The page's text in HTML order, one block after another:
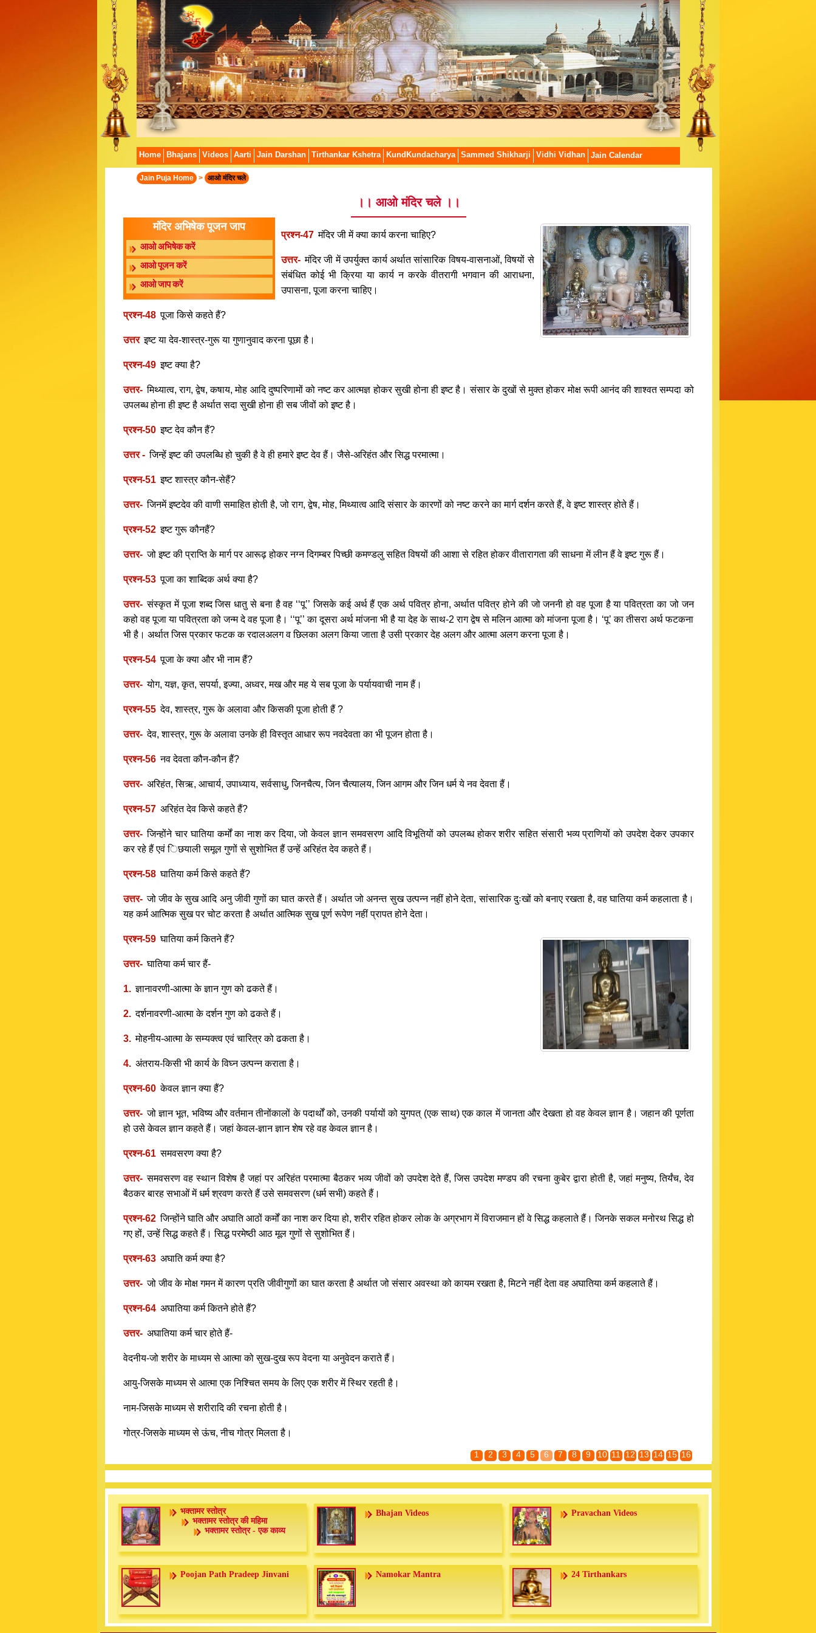
Home Bhajans Videos Aarti Jain Darshan Tirthankar Kshetra KundKundacharya Sammed Shikharji Vidhi Vidhan Jain Calendar
Jain Puja Home > आओ मंदिर चले
।। आओ मंदिर चले ।।
मंदिर अभिषेक पूजन जाप
आओ अभिषेक करें
आओ पूजन करें
आओ जाप करें
प्रश्न-47 मंदिर जी में क्या कार्य करना चाहिए?
उत्तर- मंदिर जी में उपर्युक्त कार्य अर्थात सांसारिक विषय-वासनाओं, विषयों से
संबंधित कोई भी क्रिया या कार्य न करके वीतरागी भगवान की आराधना,
उपासना, पूजा करना चाहिए।
प्रश्न-48 पूजा किसे कहते हैं?
उत्तर इष्ट या देव-शास्त्र-गुरू या गुणानुवाद करना पूछा है।
प्रश्न-49 इष्ट क्या है?
उत्तर- मिथ्यात्व, राग, द्वेष, कषाय, मोह आदि दुष्परिणामों को नष्ट कर आत्मज्ञ होकर सुखी होना ही इष्ट है। संसार के दुखों से मुक्त होकर मोक्ष रूपी आनंद की शाश्वत सम्पदा को
उपलब्ध होना ही इष्ट है अर्थात सदा सुखी होना ही सब जीवों को इष्ट है।
प्रश्न-50 इष्ट देव कौन हैं?
उत्तर - जिन्हें इष्ट की उपलब्धि हो चुकी है वे ही हमारे इष्ट देव हैं। जैसे-अरिहंत और सिद्ध परमात्मा।
प्रश्न-51 इष्ट शास्त्र कौन-सेहैं?
उत्तर- जिनमें इष्टदेव की वाणी समाहित होती है, जो राग, द्वेष, मोह, मिथ्यात्व आदि संसार के कारणों को नष्ट करने का मार्ग दर्शन करते हैं, वे इष्ट शास्त्र होते हैं।
प्रश्न-52 इष्ट गुरू कौनहैं?
उत्तर- जो इष्ट की प्राप्ति के मार्ग पर आरूढ़ होकर नग्न दिगम्बर पिच्छी कमण्डलु सहित विषयों की आशा से रहित होकर वीतारागता की साधना में लीन हैं वे इष्ट गुरू हैं।
प्रश्न-53 पूजा का शाब्दिक अर्थ क्या है?
उत्तर- संस्कृत में पूजा शब्द जिस धातु से बना है वह ‘‘पू’’ जिसके कई अर्थ हैं एक अर्थ पवित्र होना, अर्थात पवित्र होने की जो जननी हो वह पूजा है या पवित्रता का जो जन
कहो वह पूजा या पवित्रता को जन्म दे वह पूजा है। ‘‘पू’’ का दूसरा अर्थ मांजना भी है या देह के साथ-2 राग द्वेष से मलिन आत्मा को मांजना पूजा है। ‘पू’ का तीसरा अर्थ फटकना
भी है। अर्थात जिस प्रकार फटक क रदालअलग व छिलका अलग किया जाता है उसी प्रकार देह अलग और आत्मा अलग करना पूजा है।
प्रश्न-54 पूजा के क्या और भी नाम हैं?
उत्तर- योग, यज्ञ, कृत, सपर्या, इज्या, अध्वर, मख और मह ये सब पूजा के पर्यायवाची नाम हैं।
प्रश्न-55 देव, शास्त्र, गुरू के अलावा और किसकी पूजा होती हैं ?
उत्तर- देव, शास्त्र, गुरू के अलावा उनके ही विस्तृत आधार रूप नवदेवता का भी पूजन होता है।
प्रश्न-56 नव देवता कौन-कौन हैं?
उत्तर- अरिहंत, सिऋ, आचार्य, उपाध्याय, सर्वसाधु, जिनचैत्य, जिन चैत्यालय, जिन आगम और जिन धर्म ये नव देवता हैं।
प्रश्न-57 अरिहंत देव किसे कहते हैं?
उत्तर- जिन्होंने चार घातिया कर्मों का नाश कर दिया, जो केवल ज्ञान समवसरण आदि विभूतियों को उपलब्ध होकर शरीर सहित संसारी भव्य प्राणियों को उपदेश देकर उपकार
कर रहे हैं एवं िछयाली समूल गुणों से सुशोभित हैं उन्हें अरिहंत देव कहते हैं।
प्रश्न-58 घातिया कर्म किसे कहते हैं?
उत्तर- जो जीव के सुख आदि अनु जीवी गुणों का घात करते हैं। अर्थात जो अनन्त सुख उत्पन्न नहीं होने देता, सांसारिक दुःखों को बनाए रखता है, वह घातिया कर्म कहलाता है।
यह कर्म आत्मिक सुख पर चोट करता है अर्थात आत्मिक सुख पूर्ण रूपेण नहीं प्रापत होने देता।
प्रश्न-59 घातिया कर्म कितने हैं?
उत्तर- घातिया कर्म चार हैं-
1. ज्ञानावरणी-आत्मा के ज्ञान गुण को ढकते हैं।
2. दर्शनावरणी-आत्मा के दर्शन गुण को ढकते हैं।
3. मोहनीय-आत्मा के सम्यक्त्व एवं चारित्र को ढकता है।
4. अंतराय-किसी भी कार्य के विघ्न उत्पन्न कराता है।
प्रश्न-60 केवल ज्ञान क्या हैं?
उत्तर- जो ज्ञान भूत, भविष्य और वर्तमान तीनोंकालों के पदार्थों को, उनकी पर्यायों को युगपत् (एक साथ) एक काल में जानता और देखता हो वह केवल ज्ञान है। जहान की पूर्णता
हो उसे केवल ज्ञान कहते हैं। जहां केवल-ज्ञान ज्ञान शेष रहे वह केवल ज्ञान है।
प्रश्न-61 समवसरण क्या है?
उत्तर- समवसरण वह स्थान विशेष है जहां पर अरिहंत परमात्मा बैठकर भव्य जीवों को उपदेश देते हैं, जिस उपदेश मण्डप की रचना कुबेर द्वारा होती है, जहां मनुष्य, तिर्यंच, देव
बैठकर बारह सभाओं में धर्म श्रवण करते हैं उसे समवसरण (धर्म सभी) कहते हैं।
प्रश्न-62 जिन्होंने घाति और अघाति आठों कर्मों का नाश कर दिया हो, शरीर रहित होकर लोक के अग्रभाग में विराजमान हों वे सिद्ध कहलाते हैं। जिनके सकल मनोरथ सिद्ध हो
गए हों, उन्हें सिद्ध कहते हैं। सिद्ध परमेष्ठी आठ मूल गुणों से सुशोभित हैं।
प्रश्न-63 अघाति कर्म क्या है?
उत्तर- जो जीव के मोक्ष गमन में कारण प्रति जीवीगुणों का घात करता है अर्थात जो संसार अवस्था को कायम रखता है, मिटने नहीं देता वह अघातिया कर्म कहलाते हैं।
प्रश्न-64 अघातिया कर्म कितने होते हैं?
उत्तर- अघातिया कर्म चार होते हैं-
वेदनीय-जो शरीर के माध्यम से आत्मा को सुख-दुख रूप वेदना या अनुवेदन कराते हैं।
आयु-जिसके माध्यम से आत्मा एक निश्चित समय के लिए एक शरीर में स्थिर रहती है।
नाम-जिसके माध्यम से शरीरादि की रचना होती है।
गोत्र-जिसके माध्यम से ऊंच, नीच गोत्र मिलता है।
16
15
14
13
12
11
10
9
8
7
6
5
4
3
2
1
भक्तामर स्तोत्र
भक्तामर स्तोत्र की महिमा
भक्तामर स्तोत्र - एक काव्य
Bhajan Videos Pravachan Videos
Poojan Path Pradeep Jinvani Namokar Mantra 24 Tirthankars